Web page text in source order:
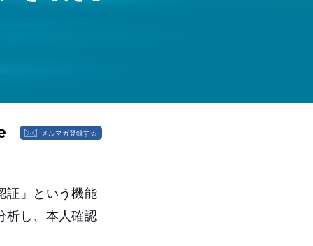
メルマガ登録する
証」という機能
析し、本人確認